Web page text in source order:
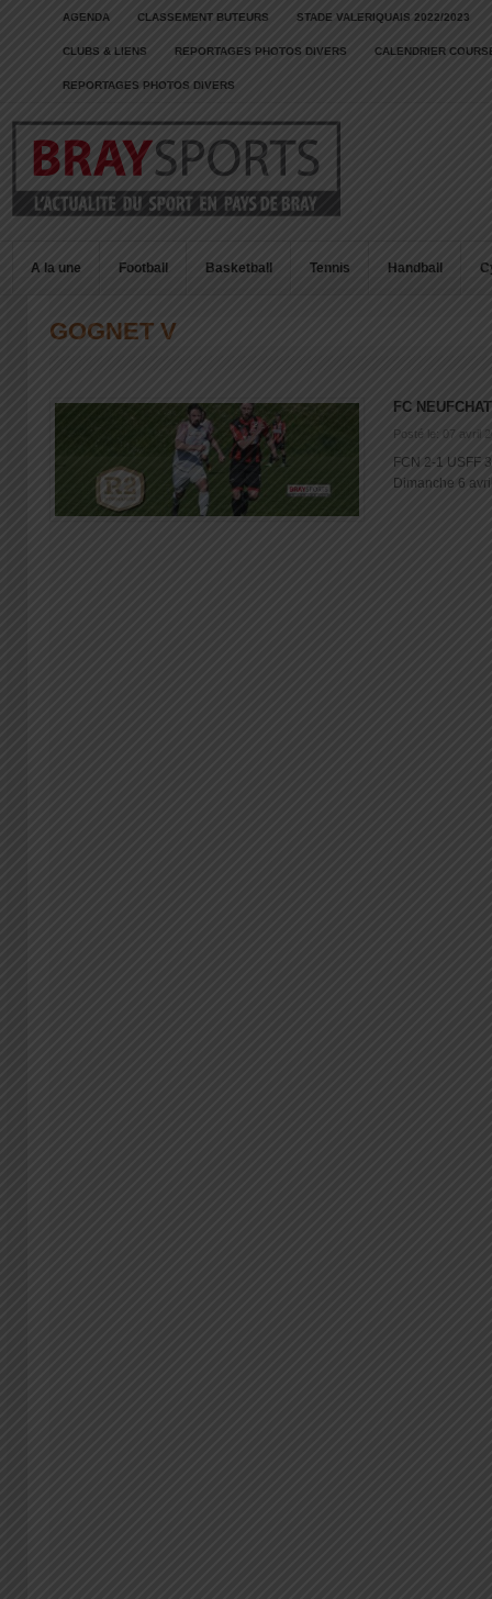
AGENDA CLASSEMENT BUTEURS STADE VALERIQUAIS 2022/2023
CLUBS & LIENS REPORTAGES PHOTOS DIVERS CALENDRIER
REPORTAGES PHOTOS DIVERS
A la une Football Basketball Tennis Handball
GOGNET V
FC
Posté le: 07 avril
FCN 2-1 USFF
Dimanche 6